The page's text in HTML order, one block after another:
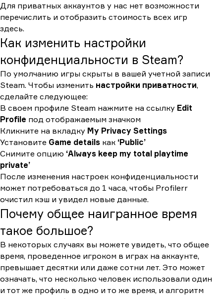
Для приватных аккаунтов у нас нет возможности
перечислить и отобразить стоимость всех игр
здесь.
Как изменить настройки
конфиденциальности в Steam?
По умолчанию игры скрыты в вашей учетной записи
Steam. Чтобы изменить настройки приватности,
сделайте следующее:
В своем профиле Steam нажмите на ссылку Edit
Profile под отображаемым значком
Кликните на вкладку My Privacy Settings
Установите Game details как ‘Public’
Снимите опцию ‘Always keep my total playtime
private’
После изменения настроек конфиденциальности
может потребоваться до 1 часа, чтобы Profilerr
очистил кэш и увидел новые данные.
Почему общее наигранное время
такое большое?
В некоторых случаях вы можете увидеть, что общее
время, проведенное игроком в играх на аккаунте,
превышает десятки или даже сотни лет. Это может
означать, что несколько человек использовали один
и тот же профиль в одно и то же время, и алгоритм